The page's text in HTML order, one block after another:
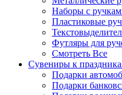
Наборы с
Пластиковые
Футляры для
Смотреть Все
Сувениры к
Подарки
Подарки